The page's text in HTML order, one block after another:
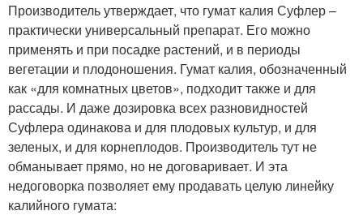
Производитель утверждает, что гумат калия Суфлер –
практически универсальный препарат. Его можно
применять и при посадке растений, и в периоды
вегетации и плодоношения. Гумат калия, обозначенный
как «для комнатных цветов», подходит также и для
рассады. И даже дозировка всех разновидностей
Суфлера одинакова и для плодовых культур, и для
зеленых, и для корнеплодов. Производитель тут не
обманывает прямо, но не договаривает. И эта
недоговорка позволяет ему продавать целую линейку
калийного гумата: